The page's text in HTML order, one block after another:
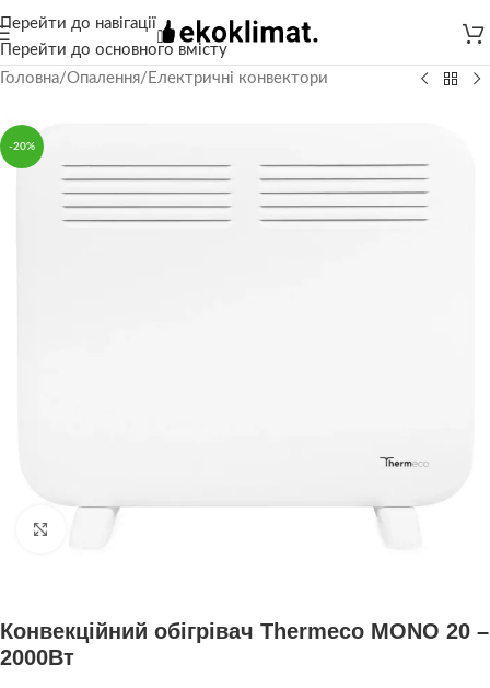
Перейти до навігації
Перейти до основного вмісту
Головна/Опалення/ Електричні конвектори
-20%
Конвекційний обігрівач Thermeco MONO 20 –
2000Вт